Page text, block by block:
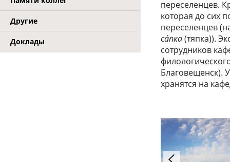
Другие
Доклады
переселенцев.
которая до сих
переселенцев
са́пка(тяпка)).
сотрудников
Благовещенск).
хранятся на